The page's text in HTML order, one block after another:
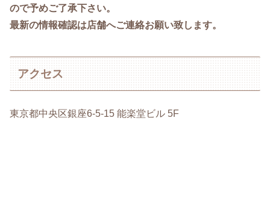
ので予めご了承下さい。
最新の情報確認は店舗へご連絡お願い致します。
アクセス
東京都中央区銀座6-5-15 能楽堂ビル 5F